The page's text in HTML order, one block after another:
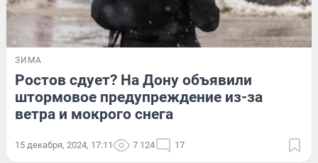
ЗИМА
Ростов сдует? На Дону объявили
штормовое предупреждение из-за
ветра и мокрого снега
15 декабря, 2024, 17:11 7 124 17